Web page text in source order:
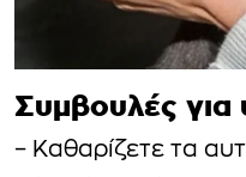
Συμβουλές για
– Καθαρίζετε τα